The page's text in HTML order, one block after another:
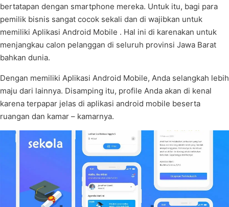
bertatapan dengan smartphone mereka. Untuk itu, bagi para
pemilik bisnis sangat cocok sekali dan di wajibkan untuk
memiliki Aplikasi Android Mobile . Hal ini di karenakan untuk
menjangkau calon pelanggan di seluruh provinsi Jawa Barat
bahkan dunia.
Dengan memiliki Aplikasi Android Mobile, Anda selangkah lebih
maju dari lainnya. Disamping itu, profile Anda akan di kenal
karena terpapar jelas di aplikasi android mobile beserta
ruangan dan kamar – kamarnya.